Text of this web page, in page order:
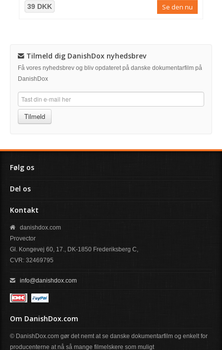
39 DKK Se den nu
Tilmeld dig DanishDox nyhedsbrev
Få vores nyhedsbrev og bliv opdateret på danske dokumentarfilm på
DanishDox
Tilmeld
Følg os
Del os
Kontakt
danishdox.com
Provector
Gl. Kongevej 60, 17., DK-1850 Frederiksberg C,
CVR: 32469795
info@danishdox.com
Om DanishDox.com
© DanishDox.com gør det nemt at se danske dokumentarfilm og enkelt for
producenterne at nå så mange filmelskere som muligt